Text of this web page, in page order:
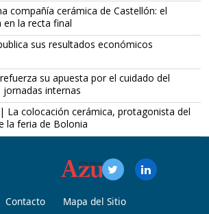
compañía cerámica de Castellón: el
la recta final
sus resultados económicos
su apuesta por el cuidado del
jornadas internas
La colocación cerámica, protagonista del
la feria de Bolonia
Contacto Mapa del Sitio